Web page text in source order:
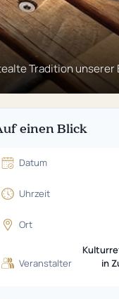
Tradition unserer
einen Blick
Datum
Uhrzeit
Ort
Veranstalter
in